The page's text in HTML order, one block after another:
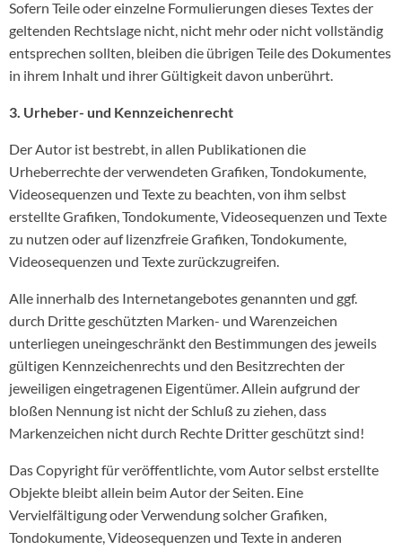
Sofern Teile oder einzelne Formulierungen dieses Textes der
geltenden Rechtslage nicht, nicht mehr oder nicht vollständig
entsprechen sollten, bleiben die übrigen Teile des Dokumentes
in ihrem Inhalt und ihrer Gültigkeit davon unberührt.
3. Urheber- und Kennzeichenrecht
Der Autor ist bestrebt, in allen Publikationen die
Urheberrechte der verwendeten Grafiken, Tondokumente,
Videosequenzen und Texte zu beachten, von ihm selbst
erstellte Grafiken, Tondokumente, Videosequenzen und Texte
zu nutzen oder auf lizenzfreie Grafiken, Tondokumente,
Videosequenzen und Texte zurückzugreifen.
Alle innerhalb des Internetangebotes genannten und ggf.
durch Dritte geschützten Marken- und Warenzeichen
unterliegen uneingeschränkt den Bestimmungen des jeweils
gültigen Kennzeichenrechts und den Besitzrechten der
jeweiligen eingetragenen Eigentümer. Allein aufgrund der
bloßen Nennung ist nicht der Schluß zu ziehen, dass
Markenzeichen nicht durch Rechte Dritter geschützt sind!
Das Copyright für veröffentlichte, vom Autor selbst erstellte
Objekte bleibt allein beim Autor der Seiten. Eine
Vervielfältigung oder Verwendung solcher Grafiken,
Tondokumente, Videosequenzen und Texte in anderen